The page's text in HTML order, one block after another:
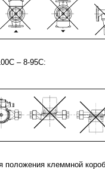
– 8-95С:
положения клеммной